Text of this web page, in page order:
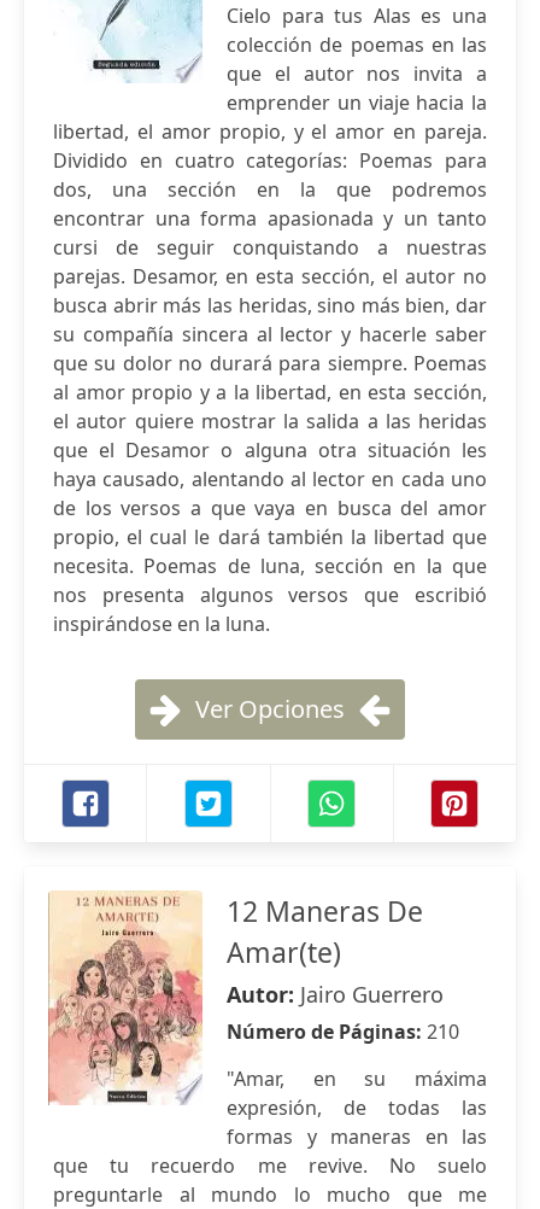
Cielo para tus Alas es una
colección de poemas en las
que el autor nos invita a
emprender un viaje hacia la
libertad, el amor propio, y el amor en pareja.
Dividido en cuatro categorías: Poemas para
dos, una sección en la que podremos
encontrar una forma apasionada y un tanto
cursi de seguir conquistando a nuestras
parejas. Desamor, en esta sección, el autor no
busca abrir más las heridas, sino más bien, dar
su compañía sincera al lector y hacerle saber
que su dolor no durará para siempre. Poemas
al amor propio y a la libertad, en esta sección,
el autor quiere mostrar la salida a las heridas
que el Desamor o alguna otra situación les
haya causado, alentando al lector en cada uno
de los versos a que vaya en busca del amor
propio, el cual le dará también la libertad que
necesita. Poemas de luna, sección en la que
nos presenta algunos versos que escribió
inspirándose en la luna.
Ver Opciones
12 Maneras De
Amar(te)
Autor: Jairo Guerrero
Número de Páginas: 210
"Amar, en su máxima
expresión, de todas las
formas y maneras en las
que tu recuerdo me revive. No suelo
preguntarle al mundo lo mucho que me